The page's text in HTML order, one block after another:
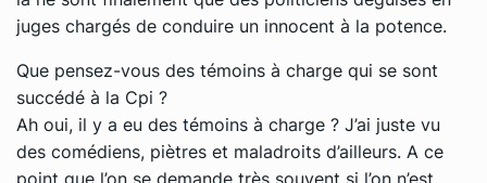
juges chargés de conduire un innocent à la potence.
Que pensez-vous des témoins à charge qui se sont
succédé à la Cpi ?
Ah oui, il y a eu des témoins à charge ? J’ai juste vu
des comédiens, piètres et maladroits d’ailleurs. A ce